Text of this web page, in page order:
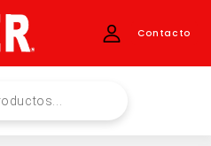
Contacto